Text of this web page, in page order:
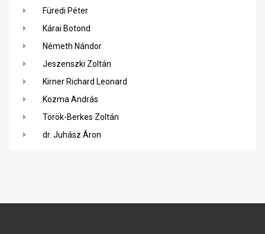
Füredi Péter
Kárai Botond
Németh Nándor
Jeszenszki Zoltán
Kirner Richard Leonard
Kozma András
Török-Berkes Zoltán
dr. Juhász Áron